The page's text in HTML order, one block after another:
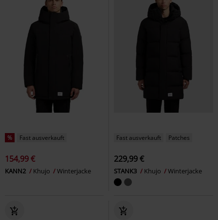
% Fast ausverkauft
154,99 €
KANN2 Khujo Winterjacke
Fast ausverkauft Patches
229,99 €
STANK3 Khujo Winterjacke